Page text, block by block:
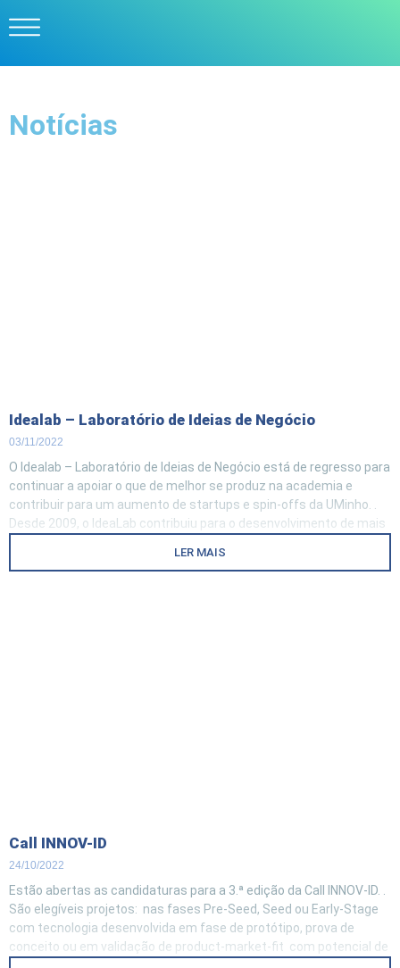
Notícias
Idealab – Laboratório de Ideias de Negócio
03/11/2022
O Idealab – Laboratório de Ideias de Negócio está de regresso para
continuar a apoiar o que de melhor se produz na academia e
contribuir para um aumento de startups e spin-offs da UMinho. .
Desde 2009, o IdeaLab contribuiu para o desenvolvimento de mais
LER MAIS
Call INNOV-ID
24/10/2022
Estão abertas as candidaturas para a 3.ª edição da Call INNOV-ID. .
São elegíveis projetos: nas fases Pre-Seed, Seed ou Early-Stage
com tecnologia desenvolvida em fase de protótipo, prova de
conceito ou em validação de product-market-fit com potencial de